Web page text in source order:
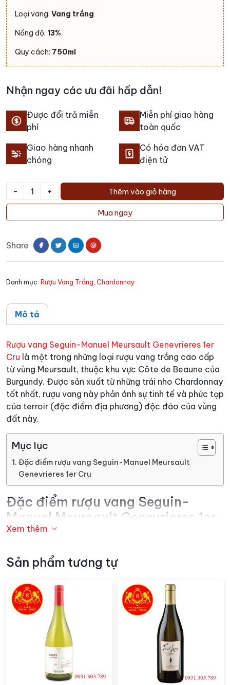
Loại vang: Vang trắng
Nồng độ: 13%
Quy cách: 750ml
Nhận ngay các ưu đãi hấp dẫn!
Được đổi trả miễn
phí
Miễn phí giao hàng
toàn quốc
Giao hàng nhanh
chóng
Có hóa đơn VAT
điện tử
-
Rượu
Seguin-
Meursault
Cru
+ Thêm vào giỏ hàng
Mua ngay
Share
Danh mục: Rượu Vang Trắng, Chardonnay
Mô tả
Rượu vang Seguin-Manuel Meursault Genevrieres 1er
Cru là một trong những loại rượu vang trắng cao cấp
từ vùng Meursault, thuộc khu vực Côte de Beaune của
Burgundy. Được sản xuất từ những trái nho Chardonnay
tốt nhất, rượu vang này phản ánh sự tinh tế và phức tạp
của terroir (đặc điểm địa phương) độc đáo của vùng
đất này.
Mục lục
Đặc điểm rượu vang Seguin-Manuel Meursault
Genevrieres 1er Cru
Đặc điểm rượu vang Seguin-
Manuel Meursault Genevrieres 1er
Cru
Rượu có màu vàng nhạt. Meursault Genevrieres 1er Cru
mang đến hương vị đậm đà của trái cây chín như táo,
lê, và cam bergamot, kết hợp với hương vị tinh tế của
hoa trắng và hạt phỉ. Trên vòm miệng,
rượu vang
cấu trúc tốt, với độ chua cân đối và hậu vị dài, tinh tế.
Trên mũi, sự kết hợp tuyệt vời giữa hương trái cây tinh
tế, cảm giác khoáng chất và một chút hương gỗ sồi.
Trên vòm miệng, rượu thể hiện sự cân bằng và hài hòa
tuyệt vời. Nó mạnh mẽ và thanh lịch cùng với dư vị kéo
Xem thêm
Sản phẩm tương tự